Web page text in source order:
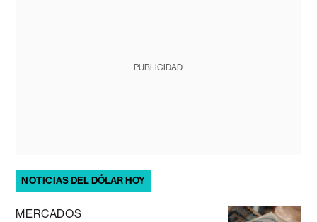
PUBLICIDAD
NOTICIAS DEL DÓLAR HOY
MERCADOS